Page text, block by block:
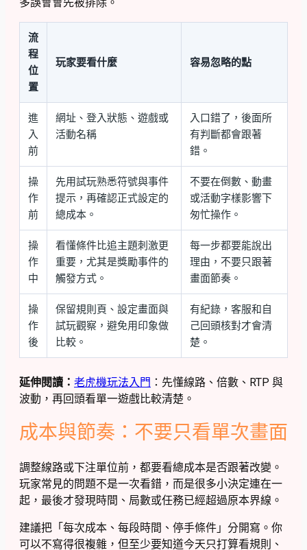
流
程
位
置
玩家要看什麼 容易忽略的點
進
入
前
網址、登入狀態、遊戲或
活動名稱
入口錯了，後面所
有判斷都會跟著
錯。
操
作
前
先用試玩熟悉符號與事件
提示，再確認正式設定的
總成本。
不要在倒數、動畫
或活動字樣影響下
匆忙操作。
操
作
中
看懂條件比追主題刺激更
重要，尤其是獎勵事件的
觸發方式。
每一步都要能說出
理由，不要只跟著
畫面節奏。
操
作
後
保留規則頁、設定畫面與
試玩觀察，避免用印象做
比較。
有紀錄，客服和自
己回頭核對才會清
楚。
延伸閱讀： 老虎機玩法入門 ：先懂線路、倍數、RTP 與
波動，再回頭看單一遊戲比較清楚。
成本與節奏：不要只看單次畫面
調整線路或下注單位前，都要看總成本是否跟著改變。
玩家常見的問題不是一次看錯，而是很多小決定連在一
起，最後才發現時間、局數或任務已經超過原本界線。
建議把「每次成本、每段時間、停手條件」分開寫。你
可以不寫得很複雜，但至少要知道今天只打算看規則、